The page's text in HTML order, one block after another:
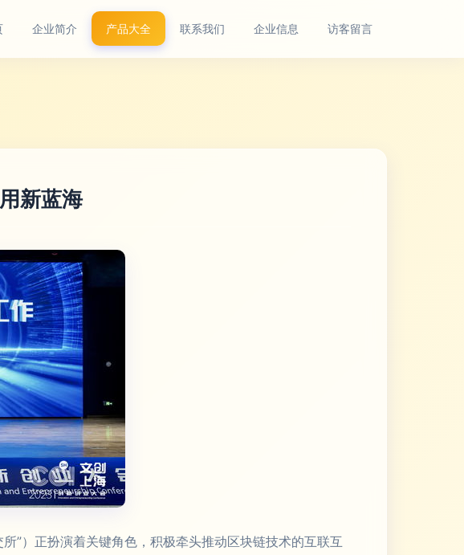
企业简介 产品大全 联系我们 企业信息 访客留言
新蓝海
”）正扮演着关键角色，积极牵头推动区块链技术的互联互